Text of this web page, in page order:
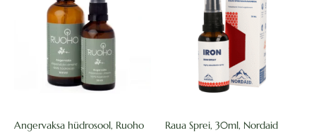
Angervaksa hüdrosool, Ruoho
on
mitu
varianti.
Valikuid
Raua Sprei, 30ml, Nordaid